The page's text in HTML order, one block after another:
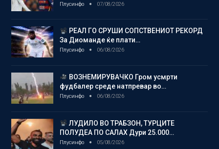
Плусинфо 07/08/2026
РЕАЛ ГО СРУШИ СОПСТВЕНИОТ РЕКОРД
За Диоманде ќе плати…
Плусинфо 06/08/2026
ВОЗНЕМИРУВАЧКО Гром усмрти
фудбалер среде натпревар во…
Плусинфо 06/08/2026
ЛУДИЛО ВО ТРАБЗОН, ТУРЦИТЕ
ПОЛУДЕА ПО САЛАХ Дури 25.000…
Плусинфо 05/08/2026